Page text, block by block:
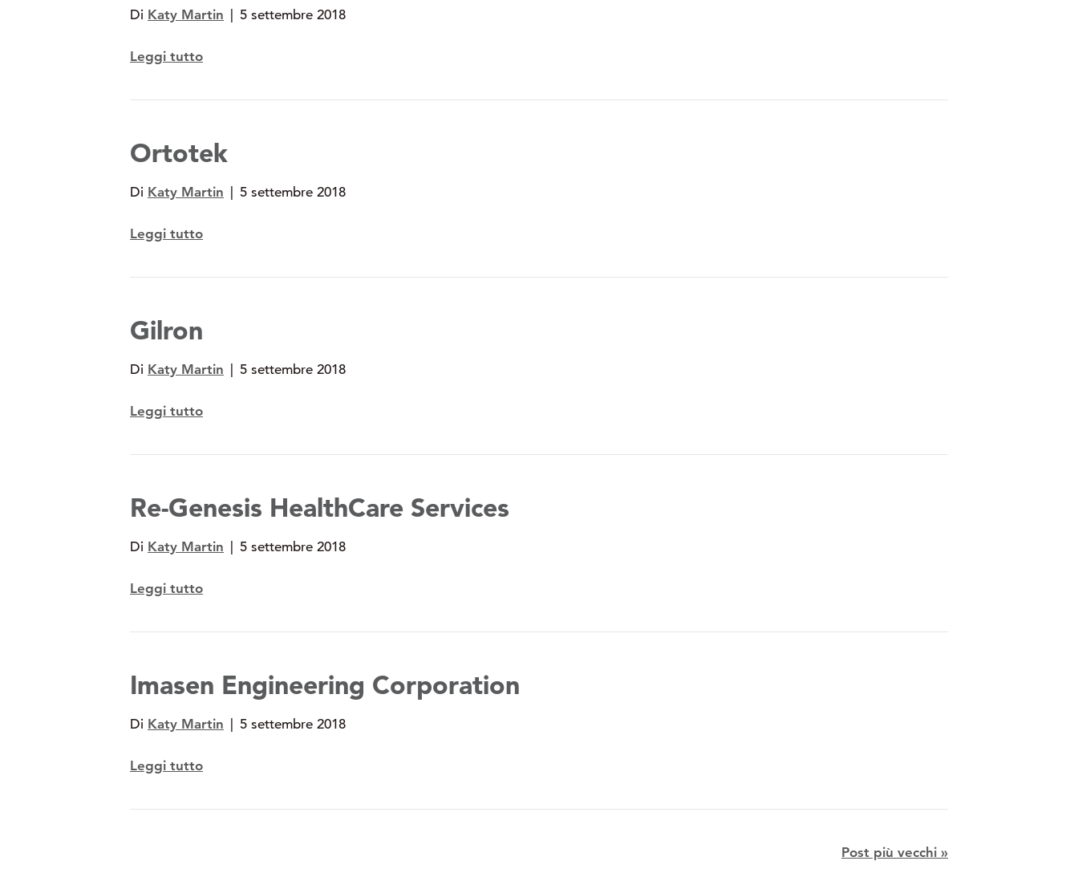
Di Katy Martin 5 settembre 2018
Leggi tutto
Ortotek
Di Katy Martin 5 settembre 2018
Leggi tutto
Gilron
Di Katy Martin 5 settembre 2018
Leggi tutto
Re-Genesis HealthCare Services
Di Katy Martin 5 settembre 2018
Leggi tutto
Imasen Engineering Corporation
Di Katy Martin 5 settembre 2018
Leggi tutto
Post più vecchi »